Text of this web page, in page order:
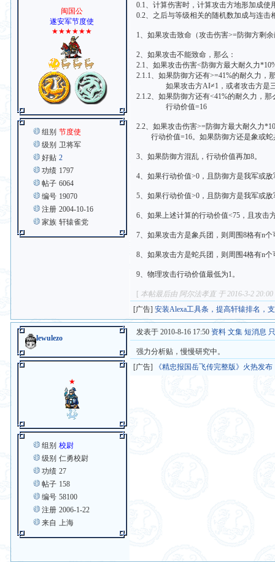
闽国公
遂安军节度使
★★★★★★
组别 节度使
级别 卫将军
好贴 2
功绩 1797
帖子 6064
编号 19070
注册 2004-10-16
家族 轩辕雀党
0.1、计算伤害时，计算攻击方地形加成
0.2、之后与等级相关的随机数加成与连击
1、如果攻击致命（攻击伤害>=防御方剩
2、如果攻击不能致命，那么：
2.1、如果攻击伤害<防御方最大耐久力
2.1.1、如果防御方还有>=41%的耐久力，
如果攻击方AI≠1，或者攻击方是三大
2.1.2、如果防御方还有<41%的耐久力，那
行动价值=16
2.2、如果攻击伤害>=防御方最大耐久力
行动价值=16。如果防御方还是象或蛇
3、如果防御方混乱，行动价值再加8。
4、如果行动价值>0，且防御方是我军或
5、如果行动价值>0，且防御方是我军或
6、如果上述计算的行动价值<75，且攻击
7、如果攻击方是象兵团，则周围8格有n
8、如果攻击方是蛇兵团，则周围4格有n
9、物理攻击行动价值最低为1。
[ 本帖最后由 阿尔法孝直 于 2016-3-2
[广告]安装Alexa工具条，提高轩辕排名，
lewulezo
★
组别 校尉
级别 仁勇校尉
功绩 27
帖子 158
编号 58100
注册 2006-1-22
来自 上海
发表于 2010-8-16 17:50 资料 文集 短消息
强力分析贴，慢慢研究中。
[广告]
《精忠报国岳飞传完整版》火热发布